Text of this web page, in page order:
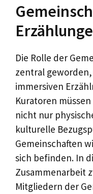
Die Rolle der
zentral
immersiven
Kuratoren
nicht nur
kulturelle
Gemeinschaften
sich befinden. In
Zusammenarbeit
Mitgliedern der